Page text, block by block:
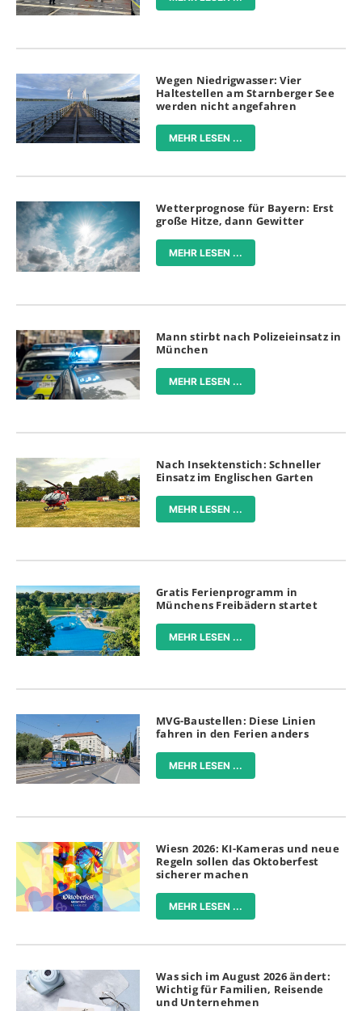
Wegen Niedrigwasser: Vier
Haltestellen am Starnberger See
werden nicht angefahren
MEHR LESEN ...
Wetterprognose für Bayern: Erst
große Hitze, dann Gewitter
MEHR LESEN ...
Mann stirbt nach Polizeieinsatz in
München
MEHR LESEN ...
Nach Insektenstich: Schneller
Einsatz im Englischen Garten
MEHR LESEN ...
Gratis Ferienprogramm in
Münchens Freibädern startet
MEHR LESEN ...
MVG-Baustellen: Diese Linien
fahren in den Ferien anders
MEHR LESEN ...
Wiesn 2026: KI-Kameras und neue
Regeln sollen das Oktoberfest
sicherer machen
MEHR LESEN ...
Was sich im August 2026 ändert:
Wichtig für Familien, Reisende
und Unternehmen